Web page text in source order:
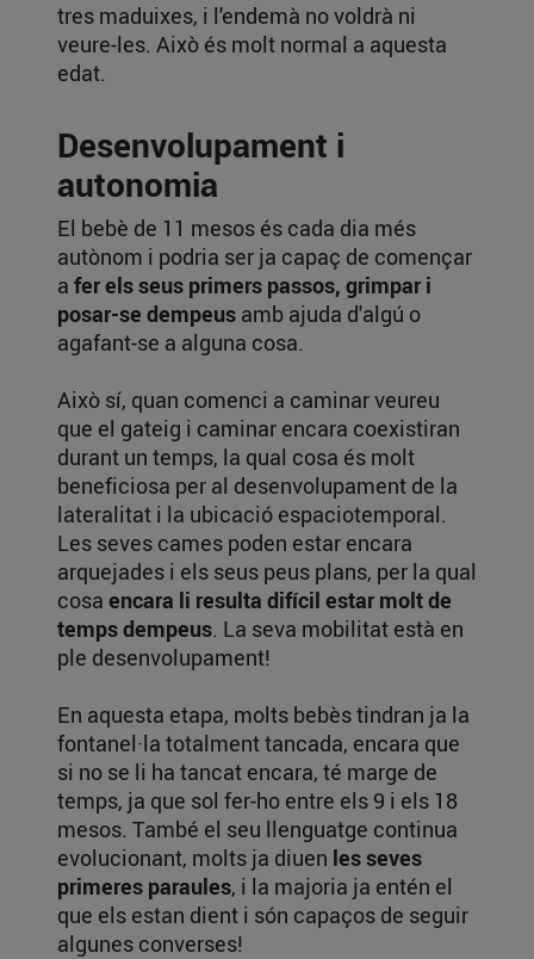
tres maduixes, i l'endemà no voldrà ni
veure-les. Això és molt normal a aquesta
edat.
Desenvolupament i
autonomia
El bebè de 11 mesos és cada dia més
autònom i podria ser ja capaç de començar
a fer els seus primers passos, grimpar i
posar-se dempeus amb ajuda d'algú o
agafant-se a alguna cosa.
Això sí, quan comenci a caminar veureu
que el gateig i caminar encara coexistiran
durant un temps, la qual cosa és molt
beneficiosa per al desenvolupament de la
lateralitat i la ubicació espaciotemporal.
Les seves cames poden estar encara
arquejades i els seus peus plans, per la qual
cosa encara li resulta difícil estar molt de
temps dempeus. La seva mobilitat està en
ple desenvolupament!
En aquesta etapa, molts bebès tindran ja la
fontanel·la totalment tancada, encara que
si no se li ha tancat encara, té marge de
temps, ja que sol fer-ho entre els 9 i els 18
mesos. També el seu llenguatge continua
evolucionant, molts ja diuen les seves
primeres paraules, i la majoria ja entén el
que els estan dient i són capaços de seguir
algunes converses!